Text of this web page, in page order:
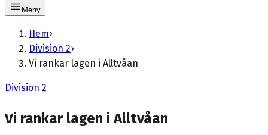
Meny
Hem›
Division 2›
Vi rankar lagen i Alltvåan
Division 2
Vi rankar lagen i Alltvåan